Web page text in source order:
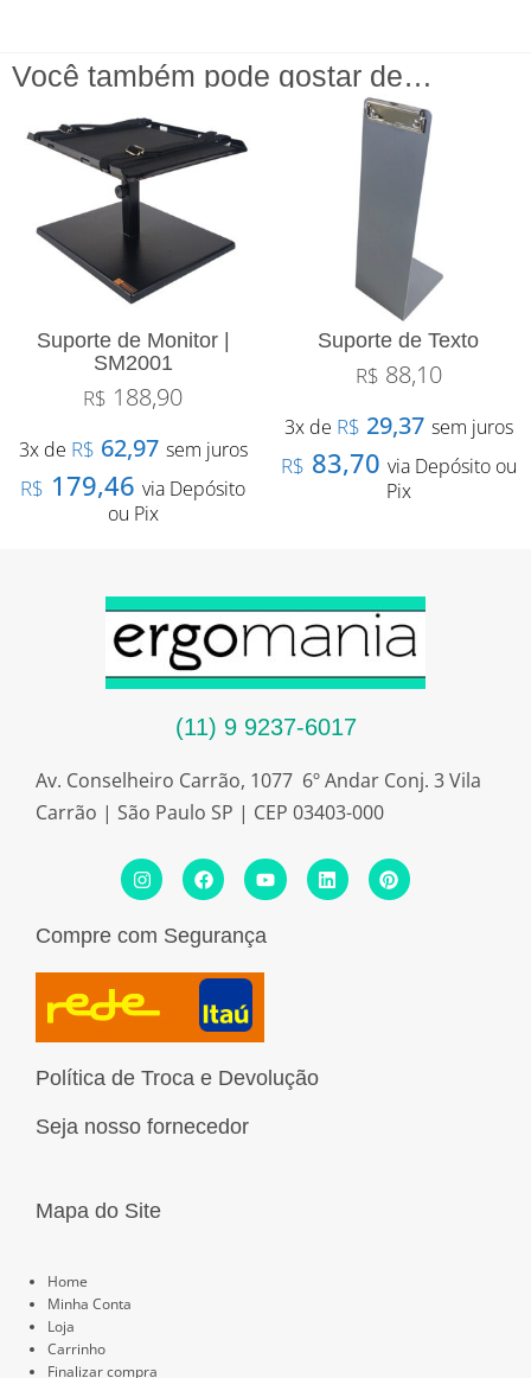
Você também pode gostar de…
Suporte de Monitor |
SM2001
R$ 188,90
3x de R$ 62,97 sem juros
R$ 179,46 via Depósito
ou Pix
Suporte de Texto
R$ 88,10
3x de R$ 29,37 sem juros
R$ 83,70 via Depósito ou
Pix
(11) 9 9237-6017
Av. Conselheiro Carrão, 1077 6º Andar Conj. 3 Vila
Carrão | São Paulo SP | CEP 03403-000
I
n
s
a
a
m
F
a
c
b
o
Y
o
u
u
L
i
n
P
i
n
Compre com Segurança
Política de Troca e Devolução
Seja nosso fornecedor
Mapa do Site
Home
Minha Conta
Loja
Carrinho
Finalizar compra